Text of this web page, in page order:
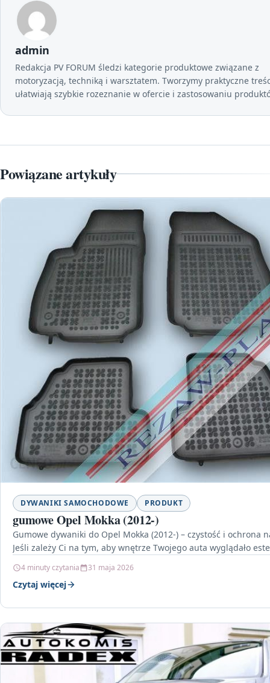
admin
Redakcja PV FORUM śledzi kategorie produktowe związane z
motoryzacją, techniką i warsztatem. Tworzymy praktyczne
ułatwiają szybkie rozeznanie w ofercie i zastosowaniu
Powiązane artykuły
DYWANIKI SAMOCHODOWE PRODUKT
gumowe Opel Mokka (2012-)
Gumowe dywaniki do Opel Mokka (2012-) – czystość i ochrona
Jeśli zależy Ci na tym, aby wnętrze Twojego auta wyglądało
4 minuty czytania 31 maja 2026
Czytaj więcej